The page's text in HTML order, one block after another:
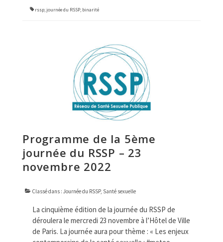
rssp; journée du RSSP; binarité
Programme de la 5ème
journée du RSSP – 23
novembre 2022
Classé dans : Journée du RSSP, Santé sexuelle
La cinquième édition de la journée du RSSP de
déroulera le mercredi 23 novembre à l’Hôtel de Ville
de Paris. La journée aura pour thème : « Les enjeux